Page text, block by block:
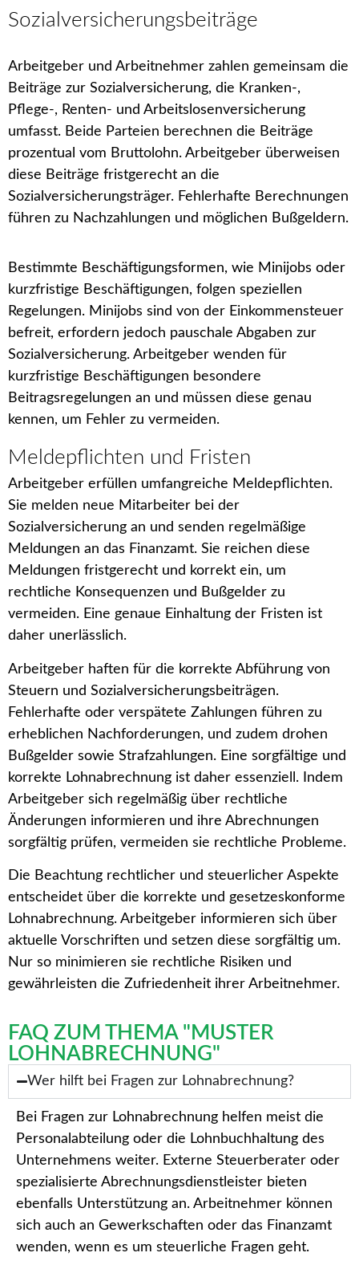
Sozialversicherungsbeiträge
Arbeitgeber und Arbeitnehmer zahlen gemeinsam die
Beiträge zur Sozialversicherung, die Kranken-,
Pflege-, Renten- und Arbeitslosenversicherung
umfasst. Beide Parteien berechnen die Beiträge
prozentual vom Bruttolohn. Arbeitgeber überweisen
diese Beiträge fristgerecht an die
Sozialversicherungsträger. Fehlerhafte Berechnungen
führen zu Nachzahlungen und möglichen Bußgeldern.
Bestimmte Beschäftigungsformen, wie Minijobs oder
kurzfristige Beschäftigungen, folgen speziellen
Regelungen. Minijobs sind von der Einkommensteuer
befreit, erfordern jedoch pauschale Abgaben zur
Sozialversicherung. Arbeitgeber wenden für
kurzfristige Beschäftigungen besondere
Beitragsregelungen an und müssen diese genau
kennen, um Fehler zu vermeiden.
Meldepflichten und Fristen
Arbeitgeber erfüllen umfangreiche Meldepflichten.
Sie melden neue Mitarbeiter bei der
Sozialversicherung an und senden regelmäßige
Meldungen an das Finanzamt. Sie reichen diese
Meldungen fristgerecht und korrekt ein, um
rechtliche Konsequenzen und Bußgelder zu
vermeiden. Eine genaue Einhaltung der Fristen ist
daher unerlässlich.
Arbeitgeber haften für die korrekte Abführung von
Steuern und Sozialversicherungsbeiträgen.
Fehlerhafte oder verspätete Zahlungen führen zu
erheblichen Nachforderungen, und zudem drohen
Bußgelder sowie Strafzahlungen. Eine sorgfältige und
korrekte Lohnabrechnung ist daher essenziell. Indem
Arbeitgeber sich regelmäßig über rechtliche
Änderungen informieren und ihre Abrechnungen
sorgfältig prüfen, vermeiden sie rechtliche Probleme.
Die Beachtung rechtlicher und steuerlicher Aspekte
entscheidet über die korrekte und gesetzeskonforme
Lohnabrechnung. Arbeitgeber informieren sich über
aktuelle Vorschriften und setzen diese sorgfältig um.
Nur so minimieren sie rechtliche Risiken und
gewährleisten die Zufriedenheit ihrer Arbeitnehmer.
FAQ ZUM THEMA "MUSTER
LOHNABRECHNUNG"
Wer hilft bei Fragen zur Lohnabrechnung?
Bei Fragen zur Lohnabrechnung helfen meist die
Personalabteilung oder die Lohnbuchhaltung des
Unternehmens weiter. Externe Steuerberater oder
spezialisierte Abrechnungsdienstleister bieten
ebenfalls Unterstützung an. Arbeitnehmer können
sich auch an Gewerkschaften oder das Finanzamt
wenden, wenn es um steuerliche Fragen geht.